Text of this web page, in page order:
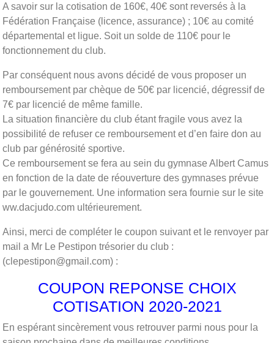
A savoir sur la cotisation de 160€, 40€ sont reversés à la
Fédération Française (licence, assurance) ; 10€ au comité
départemental et ligue. Soit un solde de 110€ pour le
fonctionnement du club.
Par conséquent nous avons décidé de vous proposer un
remboursement par chèque de 50€ par licencié, dégressif de
7€ par licencié de même famille.
La situation financière du club étant fragile vous avez la
possibilité de refuser ce remboursement et d’en faire don au
club par générosité sportive.
Ce remboursement se fera au sein du gymnase Albert Camus
en fonction de la date de réouverture des gymnases prévue
par le gouvernement. Une information sera fournie sur le site
ww.dacjudo.com ultérieurement.
Ainsi, merci de compléter le coupon suivant et le renvoyer par
mail a Mr Le Pestipon trésorier du club :
(clepestipon@gmail.com) :
COUPON REPONSE CHOIX
COTISATION 2020-2021
En espérant sincèrement vous retrouver parmi nous pour la